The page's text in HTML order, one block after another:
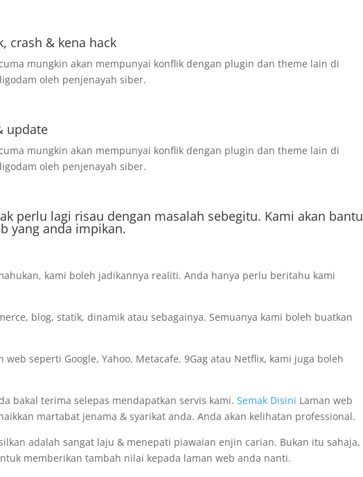
crash & kena hack
mungkin akan mempunyai konflik dengan plugin dan theme lain di
oleh penjenayah siber.
update
mungkin akan mempunyai konflik dengan plugin dan theme lain di
oleh penjenayah siber.
perlu lagi risau dengan masalah sebegitu. Kami akan bantu
yang anda impikan.
kami boleh jadikannya realiti. Anda hanya perlu beritahu kami
blog, statik, dinamik atau sebagainya. Semuanya kami boleh buatkan
seperti Google, Yahoo, Metacafe, 9Gag atau Netflix, kami juga boleh
bakal terima selepas mendapatkan servis kami.Semak Disini Laman web
martabat jenama & syarikat anda. Anda akan kelihatan professional.
adalah sangat laju & menepati piawaian enjin carian. Bukan itu sahaja,
memberikan tambah nilai kepada laman web anda nanti.